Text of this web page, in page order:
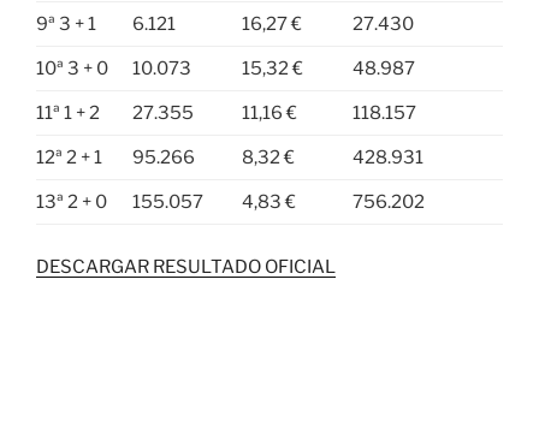
9ª 3 + 1 6.121 16,27 € 27.430
10ª 3 + 0 10.073 15,32 € 48.987
11ª 1 + 2 27.355 11,16 € 118.157
12ª 2 + 1 95.266 8,32 € 428.931
13ª 2 + 0 155.057 4,83 € 756.202
DESCARGAR RESULTADO OFICIAL